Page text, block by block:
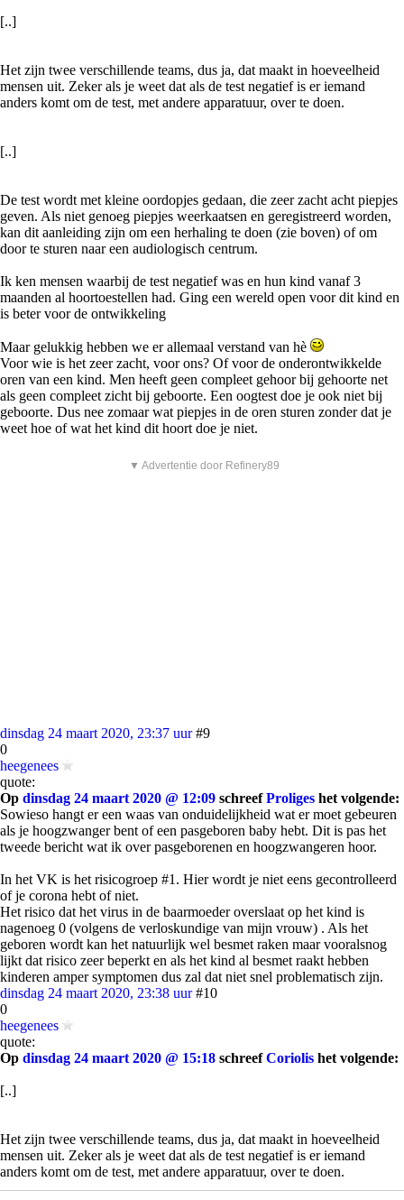
[..]
Het zijn twee verschillende teams, dus ja, dat maakt in hoeveelheid
mensen uit. Zeker als je weet dat als de test negatief is er iemand
anders komt om de test, met andere apparatuur, over te doen.
[..]
De test wordt met kleine oordopjes gedaan, die zeer zacht acht piepjes
geven. Als niet genoeg piepjes weerkaatsen en geregistreerd worden,
kan dit aanleiding zijn om een herhaling te doen (zie boven) of om
door te sturen naar een audiologisch centrum.
Ik ken mensen waarbij de test negatief was en hun kind vanaf 3
maanden al hoortoestellen had. Ging een wereld open voor dit kind en
is beter voor de ontwikkeling
Maar gelukkig hebben we er allemaal verstand van hè
Voor wie is het zeer zacht, voor ons? Of voor de onderontwikkelde
oren van een kind. Men heeft geen compleet gehoor bij gehoorte net
als geen compleet zicht bij geboorte. Een oogtest doe je ook niet bij
geboorte. Dus nee zomaar wat piepjes in de oren sturen zonder dat je
weet hoe of wat het kind dit hoort doe je niet.
▼ Advertentie door Refinery89
dinsdag 24 maart 2020, 23:37 uur #9
0
heegenees
quote:
Op dinsdag 24 maart 2020 @ 12:09 schreefProliges het volgende:
Sowieso hangt er een waas van onduidelijkheid wat er moet gebeuren
als je hoogzwanger bent of een pasgeboren baby hebt. Dit is pas het
tweede bericht wat ik over pasgeborenen en hoogzwangeren hoor.
In het VK is het risicogroep #1. Hier wordt je niet eens gecontrolleerd
of je corona hebt of niet.
Het risico dat het virus in de baarmoeder overslaat op het kind is
nagenoeg 0 (volgens de verloskundige van mijn vrouw) . Als het
geboren wordt kan het natuurlijk wel besmet raken maar vooralsnog
lijkt dat risico zeer beperkt en als het kind al besmet raakt hebben
kinderen amper symptomen dus zal dat niet snel problematisch zijn.
dinsdag 24 maart 2020, 23:38 uur #10
0
heegenees
quote:
Op dinsdag 24 maart 2020 @ 15:18 schreefCoriolis het volgende:
[..]
Het zijn twee verschillende teams, dus ja, dat maakt in hoeveelheid
mensen uit. Zeker als je weet dat als de test negatief is er iemand
anders komt om de test, met andere apparatuur, over te doen.